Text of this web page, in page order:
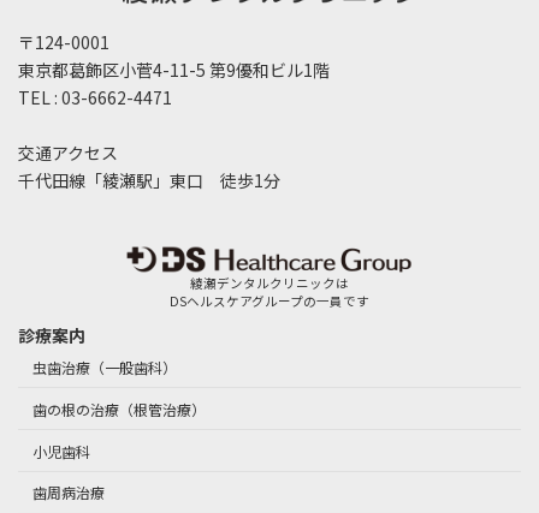
〒124-0001
東京都葛飾区小菅4-11-5 第9優和ビル1階
TEL : 03-6662-4471
交通アクセス
千代田線「綾瀬駅」東口 徒歩1分
綾瀬デンタルクリニックは
DSヘルスケアグループの一員です
診療案内
虫歯治療（一般歯科）
歯の根の治療（根管治療）
小児歯科
歯周病治療